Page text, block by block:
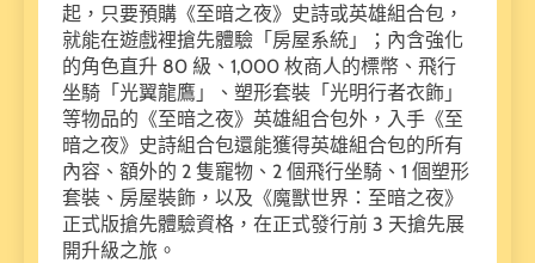
起，只要預購《至暗之夜》史詩或英雄組合包，
就能在遊戲裡搶先體驗「房屋系統」；內含強化
的角色直升 80 級、1,000 枚商人的標幣、飛行
坐騎「光翼龍鷹」、塑形套裝「光明行者衣飾」
等物品的《至暗之夜》英雄組合包外，入手《至
暗之夜》史詩組合包還能獲得英雄組合包的所有
內容、額外的 2 隻寵物、2 個飛行坐騎、1 個塑形
套裝、房屋裝飾，以及《魔獸世界：至暗之夜》
正式版搶先體驗資格，在正式發行前 3 天搶先展
開升級之旅。